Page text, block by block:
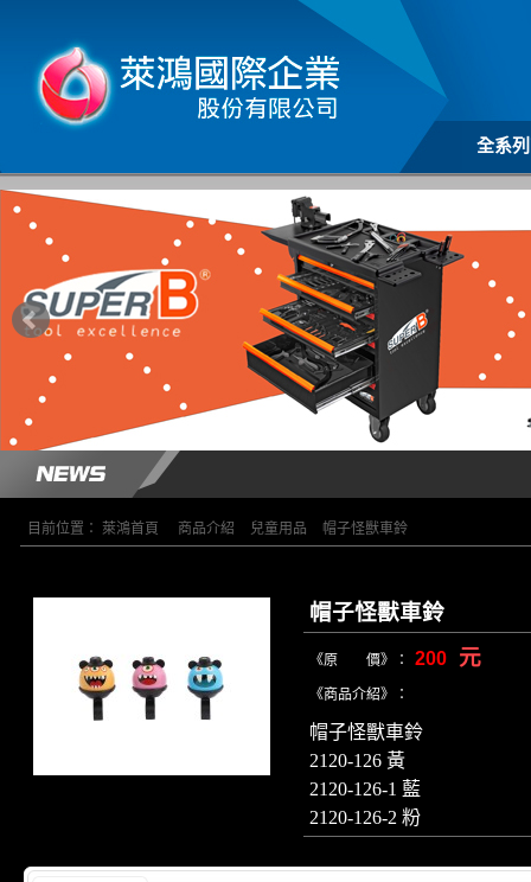
全系
目前位置： 萊鴻首頁 商品介紹 兒童用品 帽子怪獸車鈴
帽子怪獸車鈴
《原 價》： 200 元
《商品介紹》：
帽子怪獸車鈴
2120-126 黃
2120-126-1 藍
2120-126-2 粉